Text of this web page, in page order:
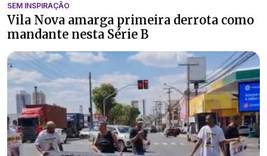
SEM INSPIRAÇÃO
Vila Nova amarga primeira derrota como
mandante nesta Série B